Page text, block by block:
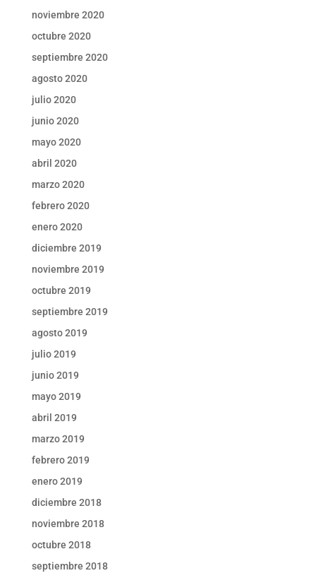
noviembre 2020
octubre 2020
septiembre 2020
agosto 2020
julio 2020
junio 2020
mayo 2020
abril 2020
marzo 2020
febrero 2020
enero 2020
diciembre 2019
noviembre 2019
octubre 2019
septiembre 2019
agosto 2019
julio 2019
junio 2019
mayo 2019
abril 2019
marzo 2019
febrero 2019
enero 2019
diciembre 2018
noviembre 2018
octubre 2018
septiembre 2018